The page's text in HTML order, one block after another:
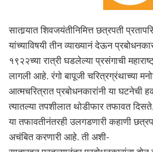
सातार्‍यात शिवजयंतीनिमित्त छत्रपती
यांच्याविषयी तीन व्याख्यानं देऊन
१९२२च्या रात्री घडलेल्या प्रसंगाची
लागली आहे. रंगो बापूजी चरित्रग्रंथाच्या
आत्मचरित्रात प्रबोधनकारांनी या घटनेची
त्यातल्या तपशीलात थोडीफार तफावत
या तफावतीनंतरही उलगडणारी कहाणी
अचंबित करणारी आहे. ती अशी-